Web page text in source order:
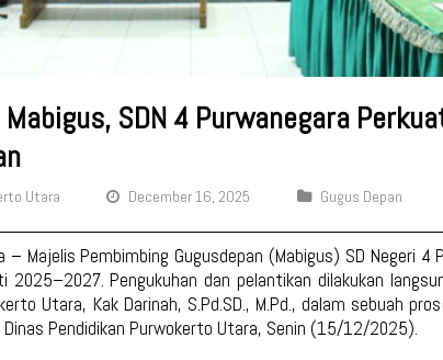
SDN 4 Purwanegara
Utara December 16, 2025 Gugus Depan
Majelis Pembimbing Gugusdepan (Mabigus) SD Negeri 4
2025–2027. Pengukuhan dan pelantikan dilakukan
Utara, Kak Darinah, S.Pd.SD., M.Pd., dalam sebuah
Dinas Pendidikan Purwokerto Utara, Senin (15/12/2025).